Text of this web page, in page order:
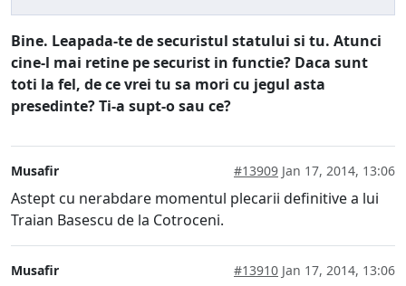
Bine. Leapada-te de securistul statului si tu. Atunci
cine-l mai retine pe securist in functie? Daca sunt
toti la fel, de ce vrei tu sa mori cu jegul asta
presedinte? Ti-a supt-o sau ce?
Musafir #13909 Jan 17, 2014, 13:06
Astept cu nerabdare momentul plecarii definitive a lui
Traian Basescu de la Cotroceni.
Musafir #13910 Jan 17, 2014, 13:06